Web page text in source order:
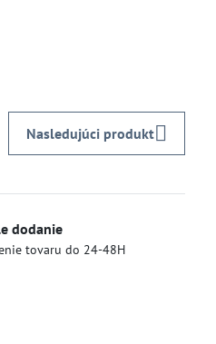
Nasledujúci produkt
dodanie
tovaru do 24-48H